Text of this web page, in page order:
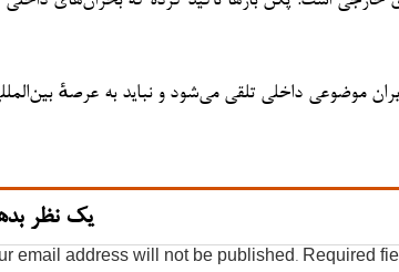
موضوعی داخلی تلقی می‌شود و نباید به عرصهٔ
یک نظر
email address will not be published. Required